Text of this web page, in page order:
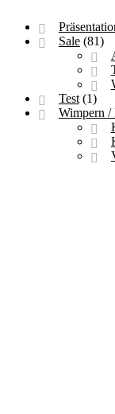
Sale (81)
Test (1)
Wimpern /